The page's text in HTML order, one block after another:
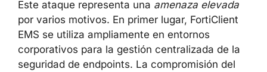
para exfiltración de datos)
EVALUACIÓN DEL IMPACTO
Este ataque representa unaamenaza elevada